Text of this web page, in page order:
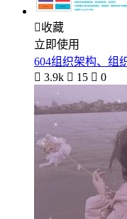
收藏
立即使用
604组织架构、组
 3.9k  15  0